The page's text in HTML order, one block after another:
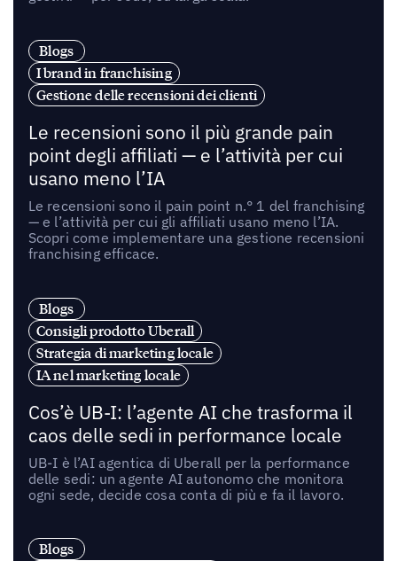
Blogs
I brand in franchising
Gestione delle recensioni dei clienti
Le recensioni sono il più grande pain
point degli affiliati — e l’attività per cui
usano meno l’IA
Le recensioni sono il pain point n.° 1 del franchising
— e l’attività per cui gli affiliati usano meno l’IA.
Scopri come implementare una gestione recensioni
franchising efficace.
Blogs
Consigli prodotto Uberall
Strategia di marketing locale
IA nel marketing locale
Cos’è UB-I: l’agente AI che trasforma il
caos delle sedi in performance locale
UB-I è l’AI agentica di Uberall per la performance
delle sedi: un agente AI autonomo che monitora
ogni sede, decide cosa conta di più e fa il lavoro.
Blogs